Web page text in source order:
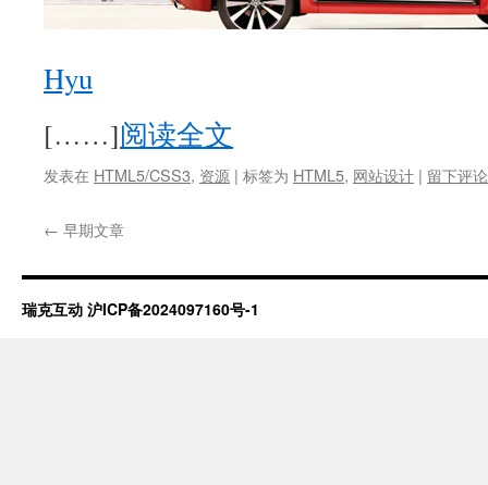
Hyu
[……]阅读全文
发表在 HTML5/CSS3, 资源 | 标签为 HTML5, 网站设计 | 留下评论
← 早期文章
瑞克互动 沪ICP备2024097160号-1